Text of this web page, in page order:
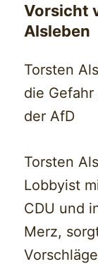
Vorsicht
Alsleben
Torsten
die
der AfD
Torsten
Lobbyist
CDU und
Merz,